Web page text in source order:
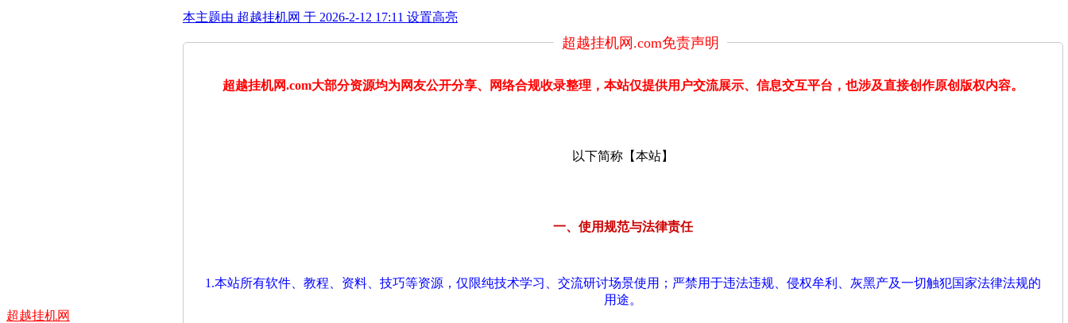
超越挂机网
本主题由 超越挂机网 于 2026-2-12 17:11 设置高亮
超越挂机网.com免责声明
超越挂机网.com大部分资源均为网友公开分享、网络合规收录整理，本站仅提供用户交流展示、信息交互平台，也涉及直接创作原创版权内容。
以下简称【本站】
一、使用规范与法律责任
1.本站所有软件、教程、资料、技巧等资源，仅限纯技术学习、交流研讨场景使用；严禁用于违法违规、侵权牟利、灰黑产及一切触犯国家法律法规的
用途。